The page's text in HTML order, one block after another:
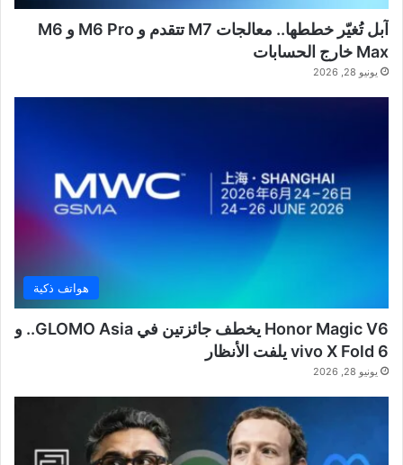
آبل تُغيّر خططها.. معالجات M7 تتقدم و M6 Pro و M6
Max خارج الحسابات
يونيو 28, 2026
هواتف ذكية
Honor Magic V6 يخطف جائزتين في GLOMO Asia.. و
vivo X Fold 6 يلفت الأنظار
يونيو 28, 2026